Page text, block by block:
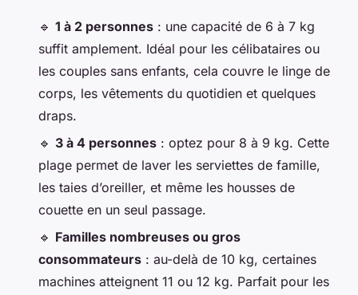
🔹 1 à 2 personnes : une capacité de 6 à 7 kg
suffit amplement. Idéal pour les célibataires ou
les couples sans enfants, cela couvre le linge de
corps, les vêtements du quotidien et quelques
draps.
🔹 3 à 4 personnes : optez pour 8 à 9 kg. Cette
plage permet de laver les serviettes de famille,
les taies d’oreiller, et même les housses de
couette en un seul passage.
🔹 Familles nombreuses ou gros
consommateurs : au-delà de 10 kg, certaines
machines atteignent 11 ou 12 kg. Parfait pour les